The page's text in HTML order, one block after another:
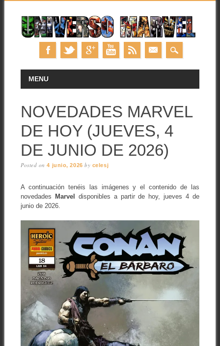
MAIN MENU
MENU
NOVEDADES MARVEL
DE HOY (JUEVES, 4
DE JUNIO DE 2026)
Posted on4 junio, 2026 by celesj
A continuación tenéis las imágenes y el contenido de las
novedades
Marvel
disponibles a partir de hoy, jueves 4 de
junio de 2026.